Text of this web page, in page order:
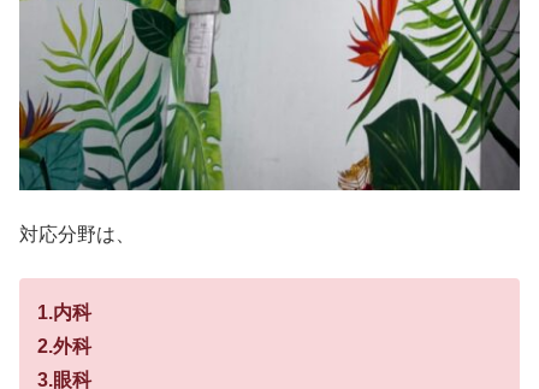
対応分野は、
1.内科
2.外科
3.眼科